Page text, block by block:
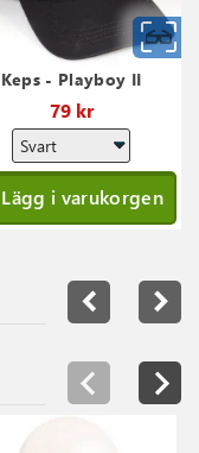
Keps - Playboy II
79 kr
Lägg i varukorgen
navigate_before navigate_next